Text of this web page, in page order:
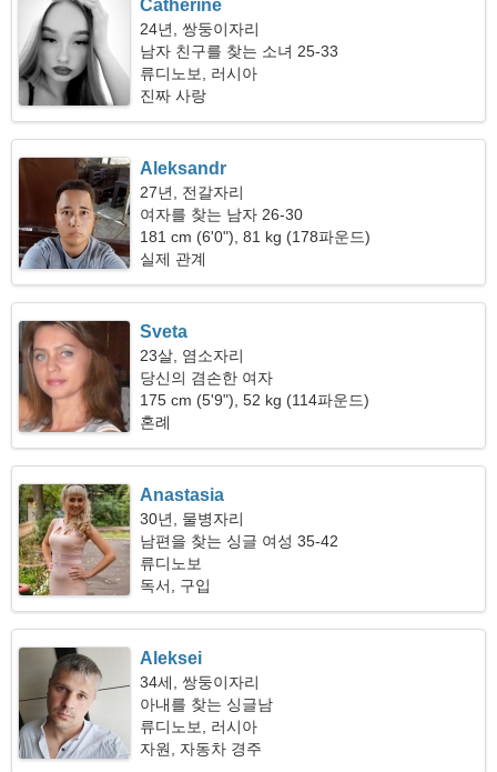
Catherine
24년, 쌍둥이자리
남자 친구를 찾는 소녀 25-33
류디노보, 러시아
진짜 사랑
Aleksandr
27년, 전갈자리
여자를 찾는 남자 26-30
181 cm (6'0"), 81 kg (178파운드)
실제 관계
Sveta
23살, 염소자리
당신의 겸손한 여자
175 cm (5'9"), 52 kg (114파운드)
혼례
Anastasia
30년, 물병자리
남편을 찾는 싱글 여성 35-42
류디노보
독서, 구입
Aleksei
34세, 쌍둥이자리
아내를 찾는 싱글남
류디노보, 러시아
자원, 자동차 경주